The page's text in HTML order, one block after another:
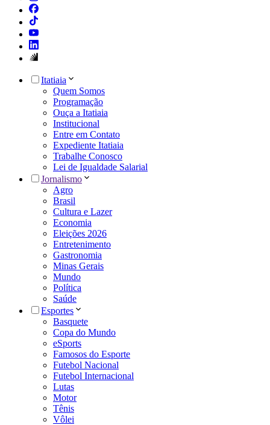
Itatiaia
Quem Somos
Programação
Ouça a Itatiaia
Institucional
Entre em Contato
Expediente Itatiaia
Trabalhe Conosco
Lei de Igualdade Salarial
Jornalismo
Agro
Brasil
Cultura e Lazer
Economia
Eleições 2026
Entretenimento
Gastronomia
Minas Gerais
Mundo
Política
Saúde
Esportes
Basquete
Copa do Mundo
eSports
Famosos do Esporte
Futebol Nacional
Futebol Internacional
Lutas
Motor
Tênis
Vôlei